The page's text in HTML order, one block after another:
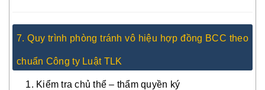
7. Quy trình phòng tránh vô hiệu hợp đồng BCC theo
chuẩn Công ty Luật TLK
Kiểm tra chủ thể – thẩm quyền ký